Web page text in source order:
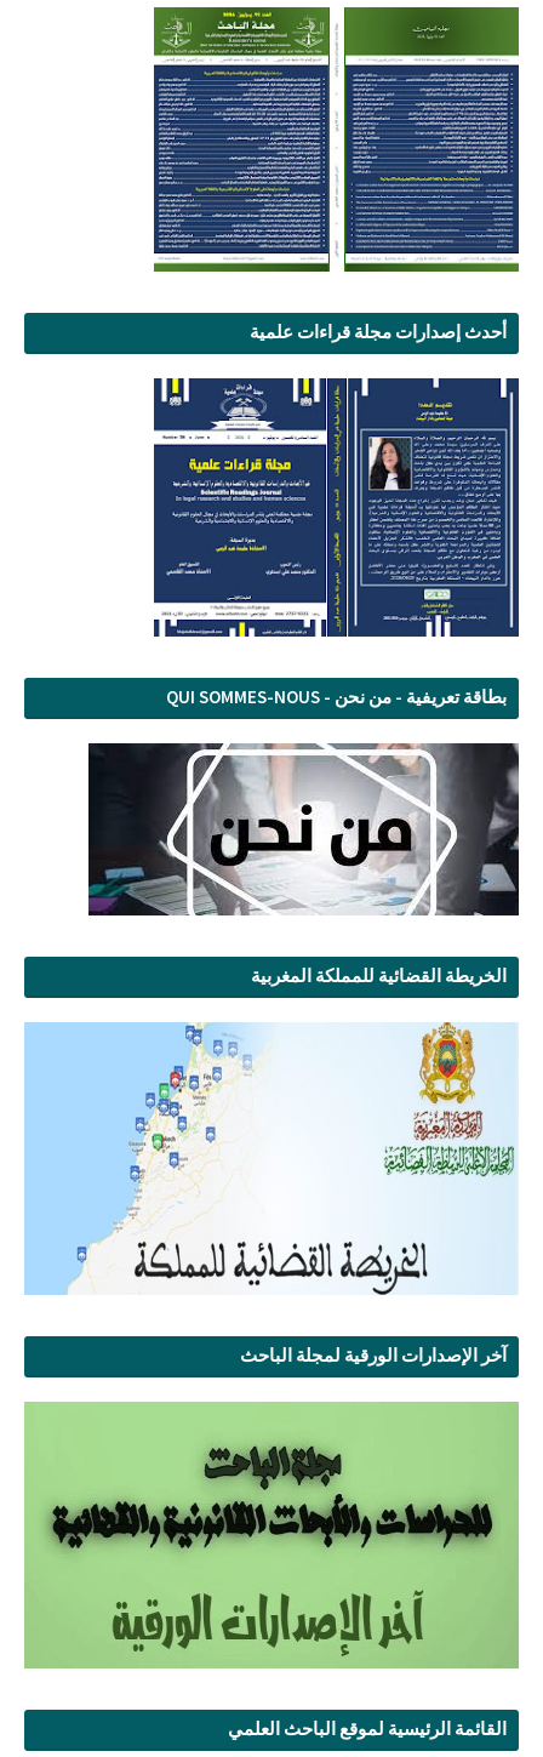
أحدث إصدارات مجلة قراءات علمية
بطاقة تعريفية - من نحن - QUI SOMMES-NOUS
الخريطة القضائية للمملكة المغربية
آخر الإصدارات الورقية لمجلة الباحث
القائمة الرئيسية لموقع الباحث العلمي